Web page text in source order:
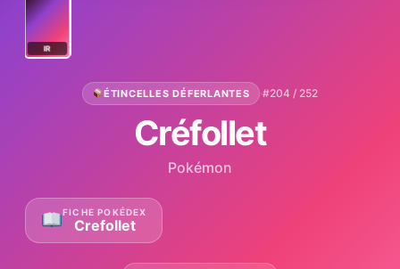
IR
ÉTINCELLES DÉFERLANTES ·#204 / 252
Créfollet
Pokémon
FICHE POKÉDEX
Crefollet